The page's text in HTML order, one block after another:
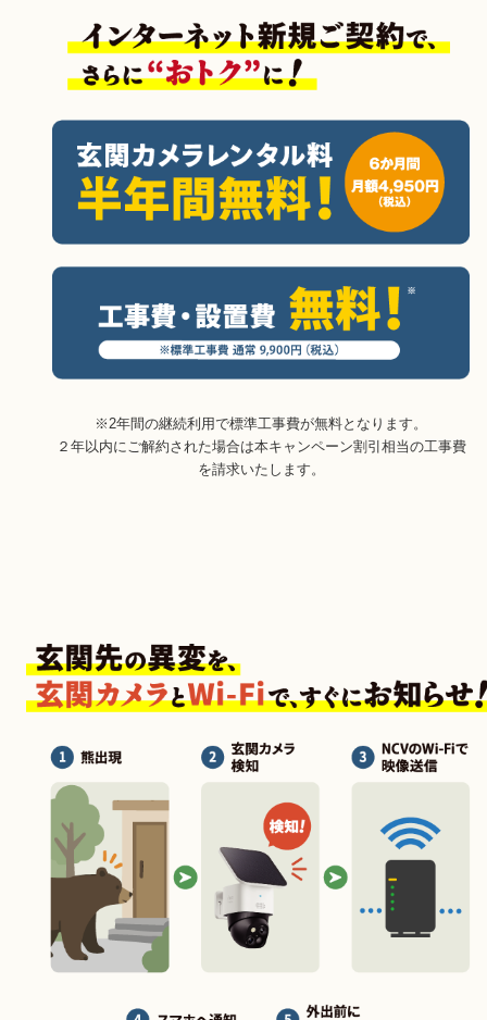
※2年間の継続利用で標準工事費が無料となります。
２年以内にご解約された場合は本キャンペーン割引相当の工事費
を請求いたします。